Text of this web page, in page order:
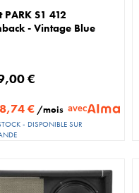
S1 412
- Vintage Blue
€
€ /mois avec
- DISPONIBLE SUR